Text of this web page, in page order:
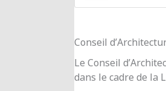
Conseil
Le Conseil
dans le cadre de la